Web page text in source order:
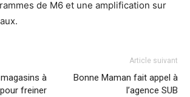
de M6 et une amplification sur
à
freiner
Article suivant
Bonne Maman fait appel à
l’agence SUB